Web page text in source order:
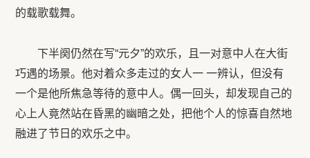
的载歌载舞。
下半阕仍然在写“元夕”的欢乐，且一对意中人在大街
巧遇的场景。他对着众多走过的女人一 一辨认，但没有
一个是他所焦急等待的意中人。偶一回头，却发现自己的
心上人竟然站在昏黑的幽暗之处，把他个人的惊喜自然地
融进了节日的欢乐之中。